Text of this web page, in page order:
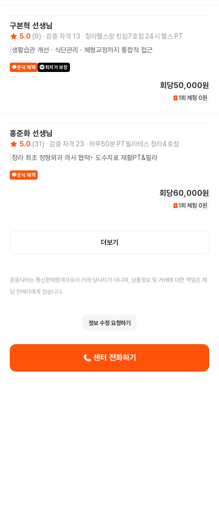
구본혁 선생님
5.0 (9) 검증 자격 13
청라헬스장 킹짐7호점 24시 헬스 PT
생활습관 개선 · 식단관리 · 체형교정까지 통합적 접근
운닥 혜택 최저가 보장
회당50,000원
1회 체험 0원
홍준화 선생님
5.0 (31 ) 검증 자격 23
하루50분 PT필라테스 청라4호점
청라 최초 정형외과 의사 협력• 도수치료 재활PT&필라
운닥 혜택
회당60,000원
1회 체험 0원
더보기
운동닥터는 통신판매중개자로서 거래 당사자가 아니며, 상품정보 및 거래에 대한 책임은 해
당 판매자에게 있습니다.
정보 수정 요청하기
센터 전화하기